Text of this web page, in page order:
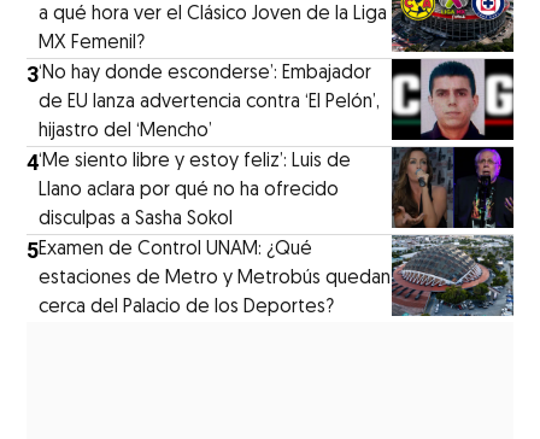
a qué hora ver el Clásico Joven de la Liga
MX Femenil?
3‘No hay donde esconderse’: Embajador
de EU lanza advertencia contra ‘El Pelón’,
hijastro del ‘Mencho’
4‘Me siento libre y estoy feliz’: Luis de
Llano aclara por qué no ha ofrecido
disculpas a Sasha Sokol
5Examen de Control UNAM: ¿Qué
estaciones de Metro y Metrobús quedan
cerca del Palacio de los Deportes?